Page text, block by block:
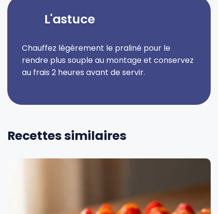
L'astuce
Chauffez légèrement le praliné pour le
rendre plus souple au montage et conservez
au frais 2 heures avant de servir.
Recettes similaires